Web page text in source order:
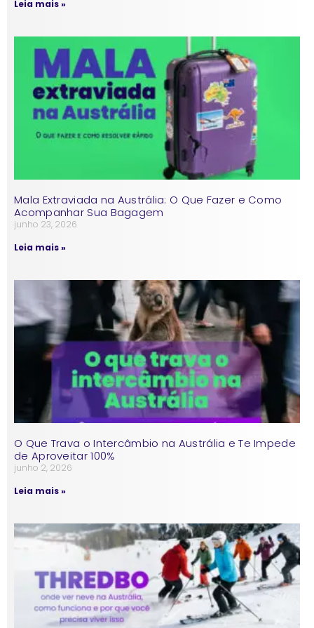
Leia mais »
Mala Extraviada na Austrália: O Que Fazer e Como
Acompanhar Sua Bagagem
junho 23, 2026
Leia mais »
O Que Trava o Intercâmbio na Austrália e Te Impede
de Aproveitar 100%
junho 2, 2026
Leia mais »